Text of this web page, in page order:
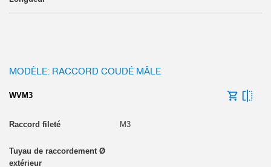
MODÈLE: RACCORD COUDÉ MÂLE
WVM3
M3